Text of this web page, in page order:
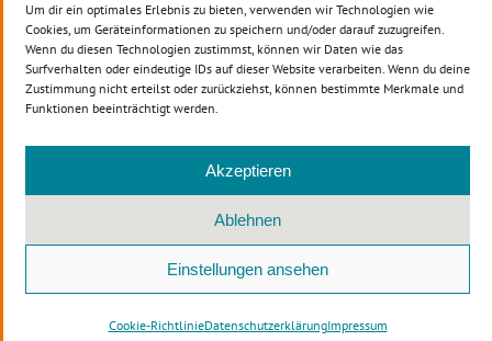
Um dir ein optimales Erlebnis zu bieten, verwenden wir Technologien wie
Cookies, um Geräteinformationen zu speichern und/oder darauf zuzugreifen.
Wenn du diesen Technologien zustimmst, können wir Daten wie das
Surfverhalten oder eindeutige IDs auf dieser Website verarbeiten. Wenn du deine
Zustimmung nicht erteilst oder zurückziehst, können bestimmte Merkmale und
Funktionen beeinträchtigt werden.
Akzeptieren
Ablehnen
Einstellungen ansehen
Cookie-RichtlinieDatenschutzerklärungImpressum
Telefax: 0211 884-3037
E-Mail
Copyright © 2012 -2026 CDU NRW | All Rights Reserved |
FacebookInstagramYouTube